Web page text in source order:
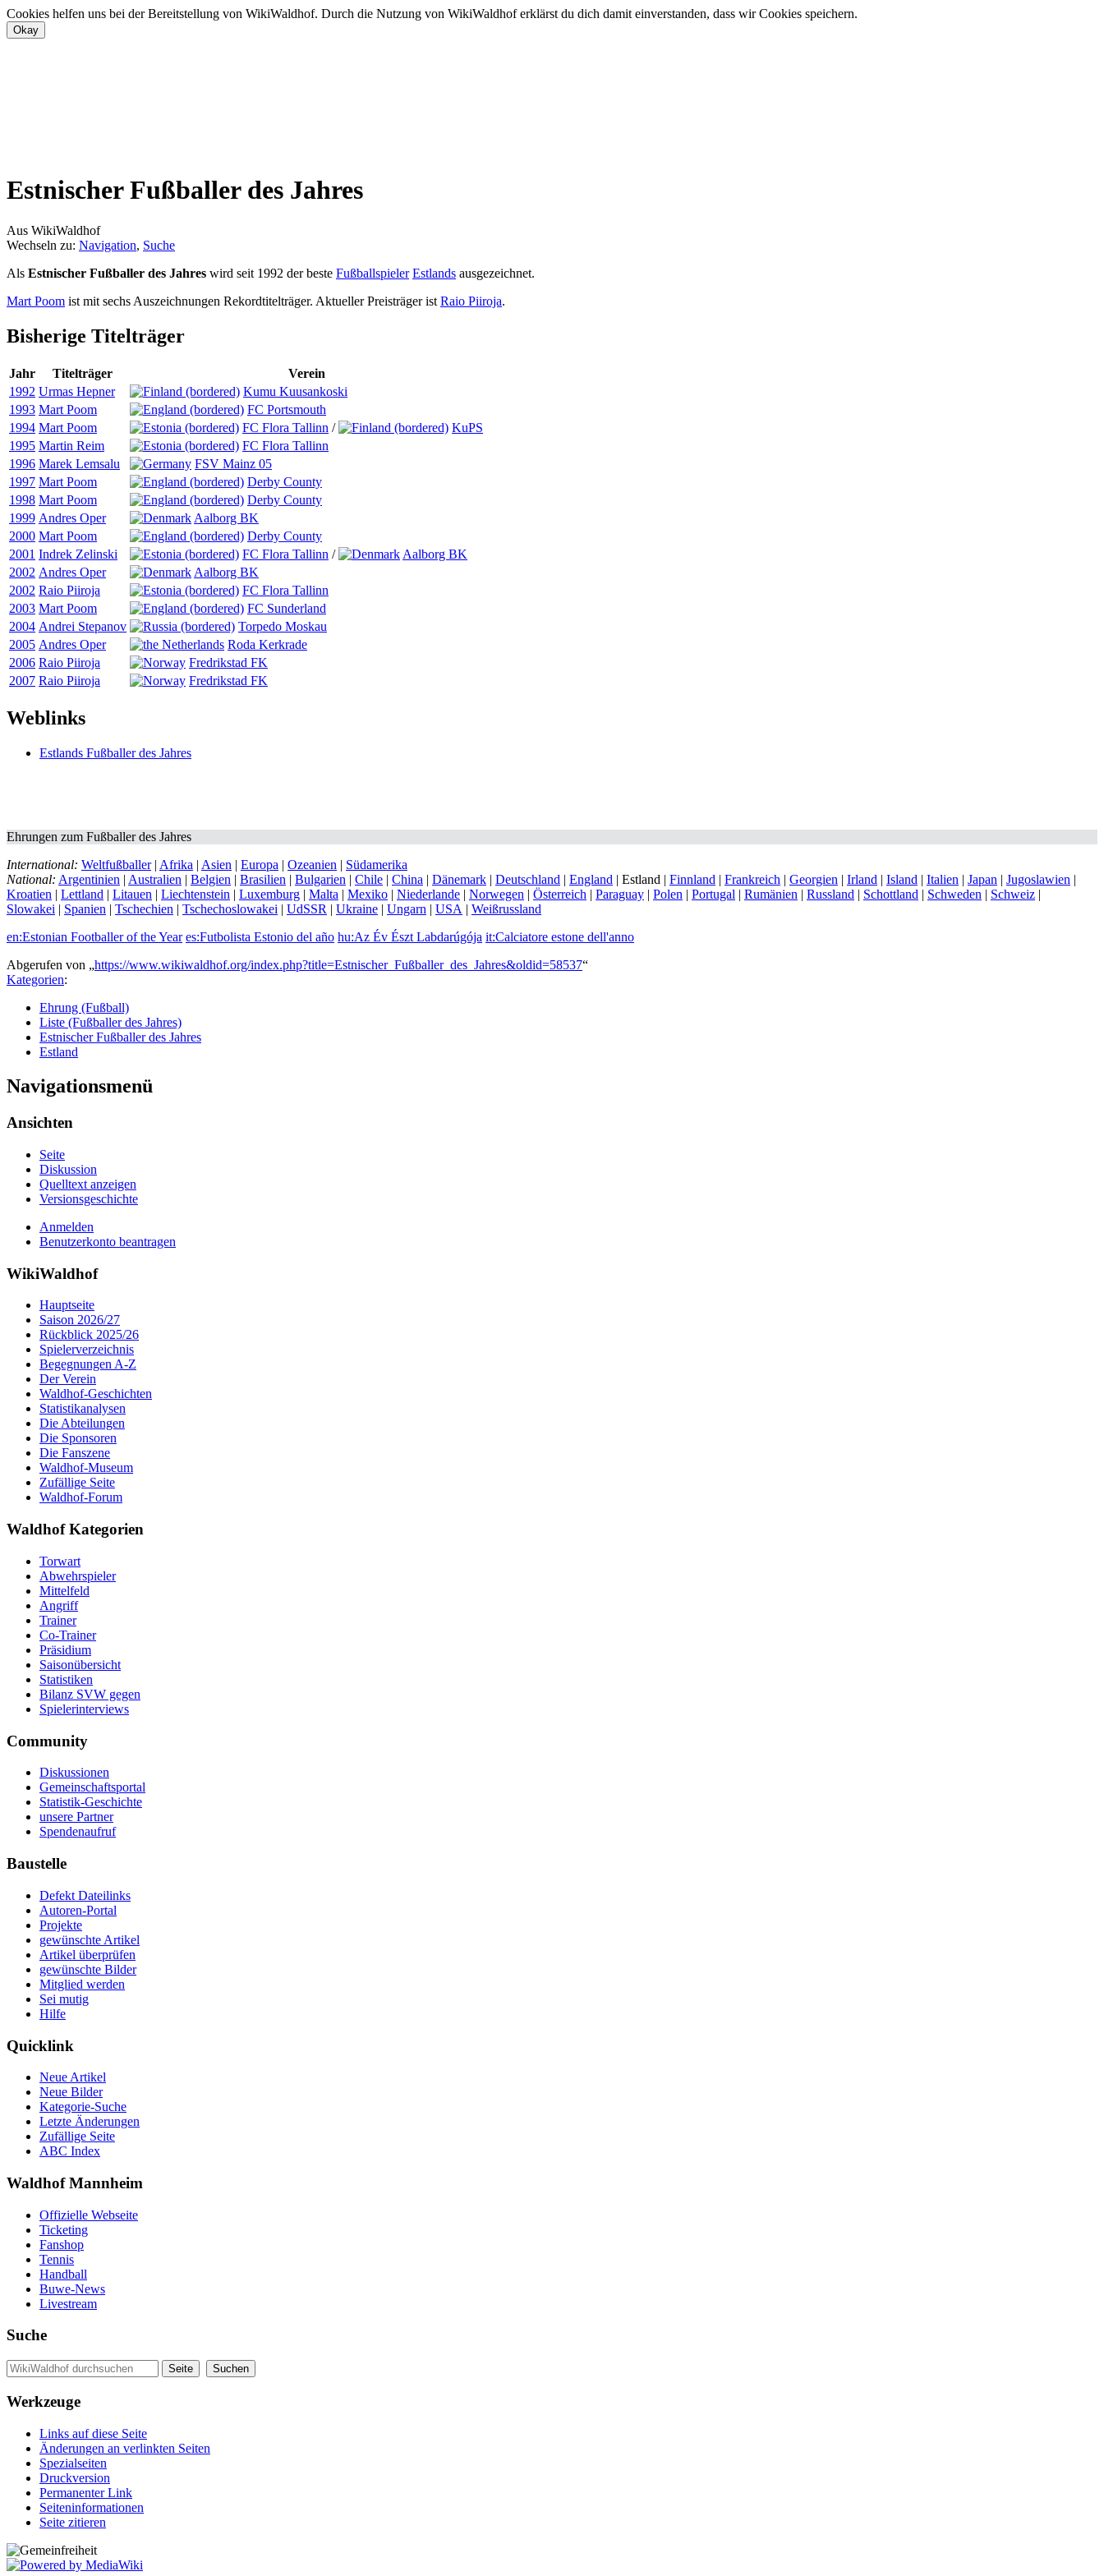
Cookies helfen uns bei der Bereitstellung von WikiWaldhof. Durch die Nutzung von WikiWaldhof erklärst du dich damit einverstanden, dass wir Cookies speichern.
Estnischer Fußballer des Jahres
Aus WikiWaldhof
Wechseln zu: Navigation, Suche
Als Estnischer Fußballer des Jahres wird seit 1992 der beste Fußballspieler Estlands ausgezeichnet.
Mart Poom ist mit sechs Auszeichnungen Rekordtitelträger. Aktueller Preisträger ist Raio Piiroja.
Bisherige Titelträger
Jahr Titelträger
Verein
1992 Urmas Hepner
Kumu Kuusankoski
1993 Mart Poom
FC Portsmouth
1994 Mart Poom FC Flora Tallinn /
KuPS
1995 Martin Reim
FC Flora Tallinn
1996 Marek Lemsalu
FSV Mainz 05
1997 Mart Poom
Derby County
1998 Mart Poom
Derby County
1999 Andres Oper
Aalborg BK
2000 Mart Poom
Derby County
2001 Indrek Zelinski FC Flora Tallinn /
Aalborg BK
2002 Andres Oper
Aalborg BK
2002 Raio Piiroja
FC Flora Tallinn
2003 Mart Poom
FC Sunderland
2004 Andrei Stepanov
Torpedo Moskau
2005 Andres Oper
Roda Kerkrade
2006 Raio Piiroja
Fredrikstad FK
2007 Raio Piiroja Fredrikstad FK
Weblinks
Estlands Fußballer des Jahres
Ehrungen zum Fußballer des Jahres
International: Weltfußballer| Afrika | Asien | Europa | Ozeanien | Südamerika
National: Argentinien | Australien | Belgien | Brasilien | Bulgarien | Chile | China | Dänemark | Deutschland | England | Estland | Finnland | Frankreich | Georgien | Irland | Island | Italien | Japan | Jugoslawien |
Kroatien | Lettland | Litauen | Liechtenstein | Luxemburg | Malta | Mexiko | Niederlande | Norwegen | Österreich | Paraguay | Polen | Portugal | Rumänien | Russland | Schottland | Schweden | Schweiz |
Slowakei | Spanien | Tschechien | Tschechoslowakei | UdSSR | Ukraine | Ungarn | USA | Weißrussland
en:Estonian Footballer of the Year es:Futbolista Estonio del año hu:Az Év Észt Labdarúgója it:Calciatore estone dell'anno
Abgerufen von „https://www.wikiwaldhof.org/index.php?title=Estnischer_Fußballer_des_Jahres&oldid=58537“
Kategorien:
Ehrung (Fußball)
Liste (Fußballer des Jahres)
Estnischer Fußballer des Jahres
Estland
Navigationsmenü
Ansichten
Seite
Diskussion
Quelltext anzeigen
Versionsgeschichte
Anmelden
Benutzerkonto beantragen
WikiWaldhof
Hauptseite
Saison 2026/27
Rückblick 2025/26
Spielerverzeichnis
Begegnungen A-Z
Der Verein
Waldhof-Geschichten
Statistikanalysen
Die Abteilungen
Die Sponsoren
Die Fanszene
Waldhof-Museum
Zufällige Seite
Waldhof-Forum
Waldhof Kategorien
Torwart
Abwehrspieler
Mittelfeld
Angriff
Trainer
Co-Trainer
Präsidium
Saisonübersicht
Statistiken
Bilanz SVW gegen
Spielerinterviews
Community
Diskussionen
Gemeinschaftsportal
Statistik-Geschichte
unsere Partner
Spendenaufruf
Baustelle
Defekt Dateilinks
Autoren-Portal
Projekte
gewünschte Artikel
Artikel überprüfen
gewünschte Bilder
Mitglied werden
Sei mutig
Hilfe
Quicklink
Neue Artikel
Neue Bilder
Kategorie-Suche
Letzte Änderungen
Zufällige Seite
ABC Index
Waldhof Mannheim
Offizielle Webseite
Ticketing
Fanshop
Tennis
Handball
Buwe-News
Livestream
Suche
Werkzeuge
Links auf diese Seite
Änderungen an verlinkten Seiten
Spezialseiten
Druckversion
Permanenter Link
Seiten­informationen
Seite zitieren